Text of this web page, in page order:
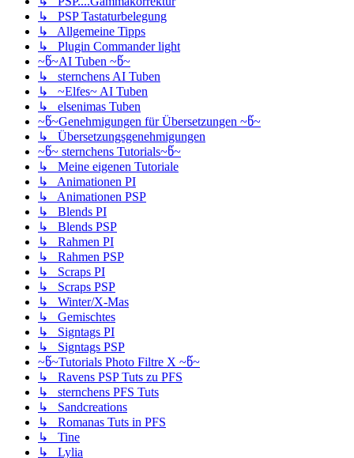
↳ PSP Tastaturbelegung
↳ Allgemeine Tipps
↳ Plugin Commander light
~წ~AI Tuben ~წ~
↳ sternchens AI Tuben
↳ ~Elfes~ AI Tuben
↳ elsenimas Tuben
~წ~Genehmigungen für Übersetzungen ~წ~
↳ Übersetzungsgenehmigungen
~წ~ sternchens Tutorials~წ~
↳ Meine eigenen Tutoriale
↳ Animationen PI
↳ Animationen PSP
↳ Blends PI
↳ Blends PSP
↳ Rahmen PI
↳ Rahmen PSP
↳ Scraps PI
↳ Scraps PSP
↳ Winter/X-Mas
↳ Gemischtes
↳ Signtags PI
↳ Signtags PSP
~წ~Tutorials Photo Filtre X ~წ~
↳ Ravens PSP Tuts zu PFS
↳ sternchens PFS Tuts
↳ Sandcreations
↳ Romanas Tuts in PFS
↳ Tine
↳ Lylia